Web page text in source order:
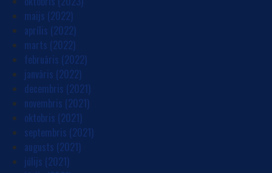
maijs (2022)
aprīlis (2022)
marts (2022)
februāris (2022)
janvāris (2022)
decembris (2021)
novembris (2021)
oktobris (2021)
septembris (2021)
augusts (2021)
jūlijs (2021)